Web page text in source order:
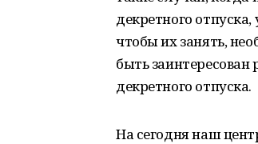
декретного
чтобы их занять,
быть
декретного отпуска.
На сегодня наш